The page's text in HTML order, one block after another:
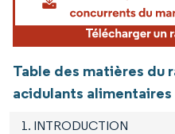
Table des matières du
acidulants alimentaires
1. INTRODUCTION